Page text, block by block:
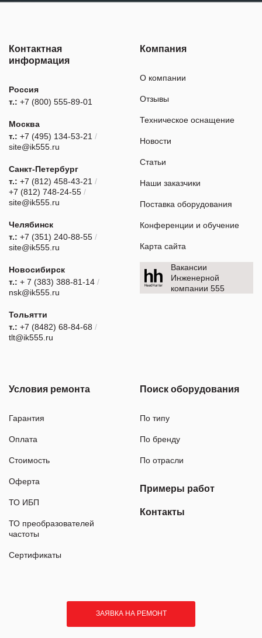
Контактная
информация
Россия
т.: +7 (800) 555-89-01
Москва
т.: +7 (495) 134-53-21 /
site@ik555.ru
Санкт-Петербург
т.: +7 (812) 458-43-21 /
+7 (812) 748-24-55 /
site@ik555.ru
Челябинск
т.: +7 (351) 240-88-55 /
site@ik555.ru
Новосибирск
т.: + 7 (383) 388-81-14 /
nsk@ik555.ru
Тольятти
т.: +7 (8482) 68-84-68 /
tlt@ik555.ru
Компания
О компании
Отзывы
Техническое оснащение
Новости
Статьи
Наши заказчики
Поставка оборудования
Конференции и обучение
Карта сайта
Вакансии
Инженерной
компании 555
Условия ремонта
Гарантия
Оплата
Стоимость
Оферта
ТО ИБП
ТО преобразователей
частоты
Сертификаты
Поиск оборудования
По типу
По бренду
По отрасли
Примеры работ
Контакты
ЗАЯВКА НА РЕМОНТ